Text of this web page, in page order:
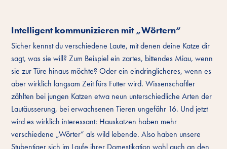
Intelligent kommunizieren mit „Wörtern“
Sicher kennst du verschiedene Laute, mit denen deine Katze dir
sagt, was sie will? Zum Beispiel ein zartes, bittendes Miau, wenn
sie zur Türe hinaus möchte? Oder ein eindringlicheres, wenn es
aber wirklich langsam Zeit fürs Futter wird. Wissenschaftler
zählten bei jungen Katzen etwa neun unterschiedliche Arten der
Lautäusserung, bei erwachsenen Tieren ungefähr 16. Und jetzt
wird es wirklich interessant: Hauskatzen haben mehr
verschiedene „Wörter“ als wild lebende. Also haben unsere
Stubentiger sich im Laufe ihrer Domestikation wohl auch an den